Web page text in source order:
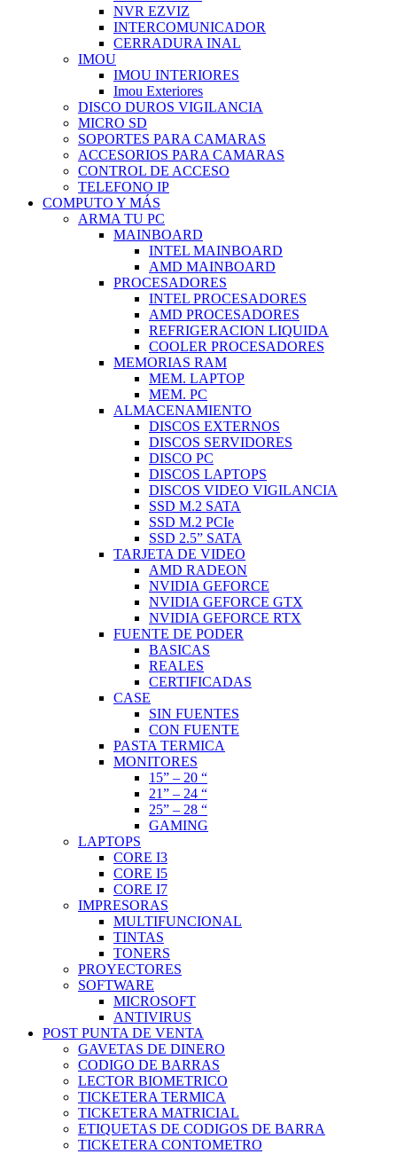
NVR EZVIZ
INTERCOMUNICADOR
CERRADURA INAL
IMOU
IMOU INTERIORES
Imou Exteriores
DISCO DUROS VIGILANCIA
MICRO SD
SOPORTES PARA CAMARAS
ACCESORIOS PARA CAMARAS
CONTROL DE ACCESO
TELEFONO IP
COMPUTO Y MÁS
ARMA TU PC
MAINBOARD
INTEL MAINBOARD
AMD MAINBOARD
PROCESADORES
INTEL PROCESADORES
AMD PROCESADORES
REFRIGERACION LIQUIDA
COOLER PROCESADORES
MEMORIAS RAM
MEM. LAPTOP
MEM. PC
ALMACENAMIENTO
DISCOS EXTERNOS
DISCOS SERVIDORES
DISCO PC
DISCOS LAPTOPS
DISCOS VIDEO VIGILANCIA
SSD M.2 SATA
SSD M.2 PCIe
SSD 2.5” SATA
TARJETA DE VIDEO
AMD RADEON
NVIDIA GEFORCE
NVIDIA GEFORCE GTX
NVIDIA GEFORCE RTX
FUENTE DE PODER
BASICAS
REALES
CERTIFICADAS
CASE
SIN FUENTES
CON FUENTE
PASTA TERMICA
MONITORES
15” – 20 “
21” – 24 “
25” – 28 “
GAMING
LAPTOPS
CORE I3
CORE I5
CORE I7
IMPRESORAS
MULTIFUNCIONAL
TINTAS
TONERS
PROYECTORES
SOFTWARE
MICROSOFT
ANTIVIRUS
POST PUNTA DE VENTA
GAVETAS DE DINERO
CODIGO DE BARRAS
LECTOR BIOMETRICO
TICKETERA TERMICA
TICKETERA MATRICIAL
ETIQUETAS DE CODIGOS DE BARRA
TICKETERA CONTOMETRO